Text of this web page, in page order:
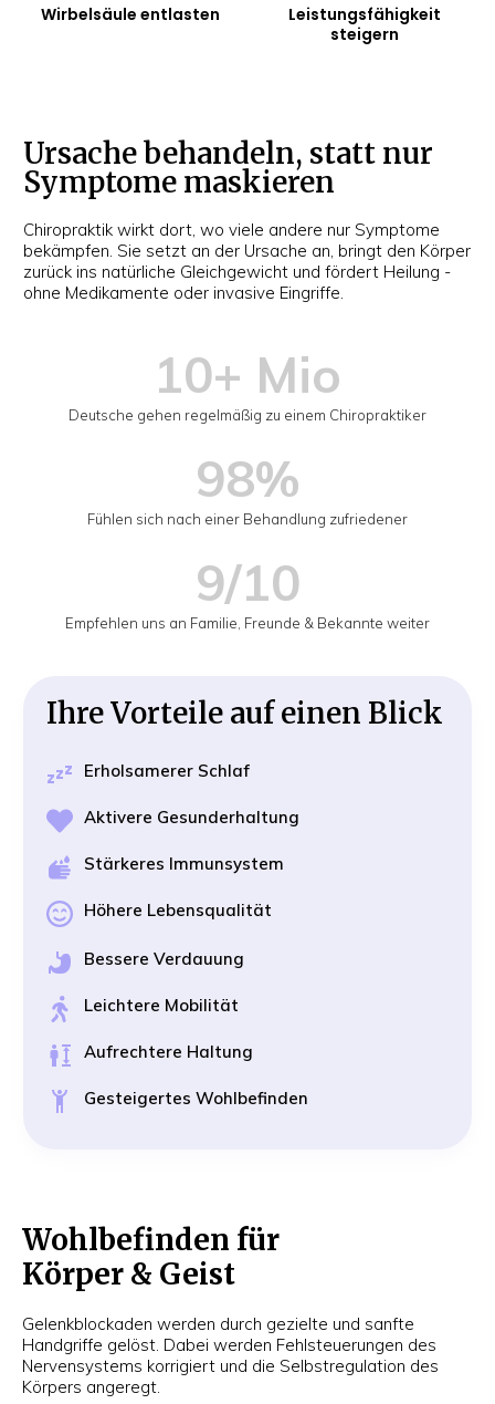
Wirbelsäule entlasten
Leistungsfähigkeit
steigern
Ihre Vorteile auf einen Blick
Erholsamerer Schlaf
Aktivere Gesunderhaltung
Stärkeres Immunsystem
Höhere Lebensqualität
Bessere Verdauung
Leichtere Mobilität
Aufrechtere Haltung
Gesteigertes Wohlbefinden
Ursache behandeln, statt nur
Symptome maskieren
Chiropraktik wirkt dort, wo viele andere nur Symptome
bekämpfen. Sie setzt an der Ursache an, bringt den Körper
zurück ins natürliche Gleichgewicht und fördert Heilung -
ohne Medikamente oder invasive Eingriffe.
10+ Mio
Deutsche gehen regelmäßig zu einem Chiropraktiker
98%
Fühlen sich nach einer Behandlung zufriedener
9/10
Empfehlen uns an Familie, Freunde & Bekannte weiter
Wohlbefinden für
Körper & Geist
Gelenkblockaden werden durch gezielte und sanfte
Handgriffe gelöst. Dabei werden Fehlsteuerungen des
Nervensystems korrigiert und die Selbstregulation des
Körpers angeregt.